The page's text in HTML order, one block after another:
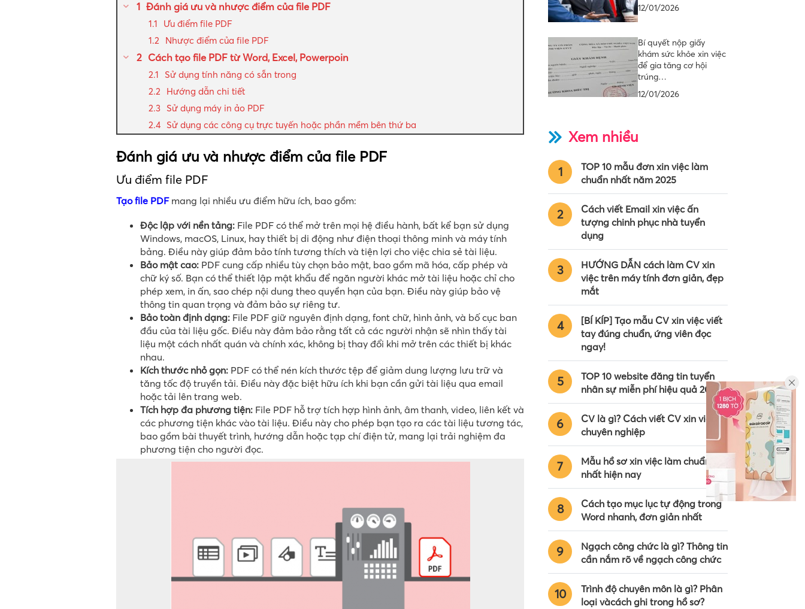
Đánh giá ưu và nhược điểm của file PDF
Ưu điểm file PDF
Nhược điểm của file PDF
Cách tạo file PDF từ Word, Excel, Powerpoin
Sử dụng tính năng có sẵn trong
Hướng dẫn chi tiết
Sử dụng máy in ảo PDF
Sử dụng các công cụ trực tuyến hoặc phần mềm bên thứ ba
Đánh giá ưu và nhược điểm của file PDF
Ưu điểm file PDF
Tạo file PDFmang lại nhiều ưu điểm hữu ích, bao gồm:
Độc lập với nền tảng: File PDF có thể mở trên mọi hệ điều hành, bất kể bạn sử dụng
Windows, macOS, Linux, hay thiết bị di động như điện thoại thông minh và máy tính
bảng. Điều này giúp đảm bảo tính tương thích và tiện lợi cho việc chia sẻ tài liệu.
Bảo mật cao: PDF cung cấp nhiều tùy chọn bảo mật, bao gồm mã hóa, cấp phép và
chữ ký số. Bạn có thể thiết lập mật khẩu để ngăn người khác mở tài liệu hoặc chỉ cho
phép xem, in ấn, sao chép nội dung theo quyền hạn của bạn. Điều này giúp bảo vệ
thông tin quan trọng và đảm bảo sự riêng tư.
Bảo toàn định dạng: File PDF giữ nguyên định dạng, font chữ, hình ảnh, và bố cục ban
đầu của tài liệu gốc. Điều này đảm bảo rằng tất cả các người nhận sẽ nhìn thấy tài
liệu một cách nhất quán và chính xác, không bị thay đổi khi mở trên các thiết bị khác
nhau.
Kích thước nhỏ gọn: PDF có thể nén kích thước tệp để giảm dung lượng lưu trữ và
tăng tốc độ truyền tải. Điều này đặc biệt hữu ích khi bạn cần gửi tài liệu qua email
hoặc tải lên trang web.
Tích hợp đa phương tiện: File PDF hỗ trợ tích hợp hình ảnh, âm thanh, video, liên kết và
các phương tiện khác vào tài liệu. Điều này cho phép bạn tạo ra các tài liệu tương tác,
bao gồm bài thuyết trình, hướng dẫn hoặc tạp chí điện tử, mang lại trải nghiệm đa
phương tiện cho người đọc.
12/01/2026
Bí quyết nộp giấy
khám sức khỏe xin việc
để gia tăng cơ hội
trúng…
12/01/2026
Xem nhiều
1
TOP 10 mẫu đơn xin việc làm
chuẩn nhất năm 2025
2
Cách viết Email xin việc ấn
tượng chinh phục nhà tuyển
dụng
3
HƯỚNG DẪN cách làm CV xin
việc trên máy tính đơn giản, đẹp
mắt
4
[BÍ KÍP] Tạo mẫu CV xin việc viết
tay đúng chuẩn, ứng viên đọc
ngay!
5
TOP 10 website đăng tin tuyển
nhân sự miễn phí hiệu quả 2024
6
CV là gì? Cách viết CV xin việc
chuyên nghiệp
7
Mẫu hồ sơ xin việc làm chuẩn
nhất hiện nay
8
Cách tạo mục lục tự động trong
Word nhanh, đơn giản nhất
9
Ngạch công chức là gì? Thông tin
cần nắm rõ về ngạch công chức
10
Trình độ chuyên môn là gì? Phân
loại vàcách ghi trong hồ sơ?